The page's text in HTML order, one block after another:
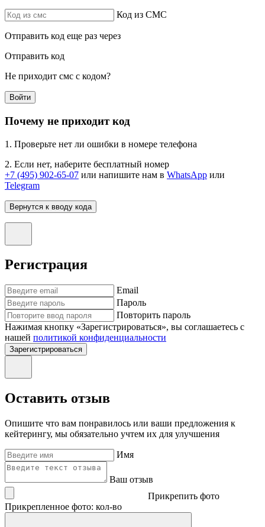
Код из СМС
Отправить код еще раз через
Отправить код
Не приходит смс с кодом?
Войти
Почему не приходит код
1. Проверьте нет ли ошибки в номере телефона
2. Если нет, наберите бесплатный номер
+7 (495) 902-65-07 или напишите нам в WhatsApp или
Telegram
Вернутся к вводу кода
Регистрация
Email
Пароль
Повторить пароль
Нажимая кнопку «Зарегистрироваться», вы соглашаетесь с
нашей политикой конфиденциальности
Зарегистрироваться
Оставить отзыв
Опишите что вам понравилось или ваши предложения к
кейтерингу, мы обязательно учтем их для улучшения
Имя
Ваш отзыв
Прикрепить фото
Прикрепленное фото: кол-во